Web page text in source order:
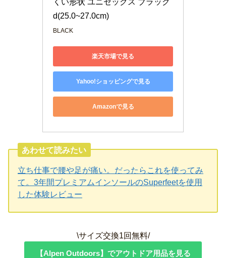
くい形状 ユニセックス ブラック
d(25.0~27.0cm)
BLACK
楽天市場で見る
Yahoo!ショッピングで見る
Amazonで見る
あわせて読みたい
立ち仕事で腰や足が痛い。だったらこれを使ってみ
て。3年間プレミアムインソールのSuperfeetを使用
した体験レビュー
\サイズ交換1回無料/
【Alpen Outdoors】でアウトドア用品を見る